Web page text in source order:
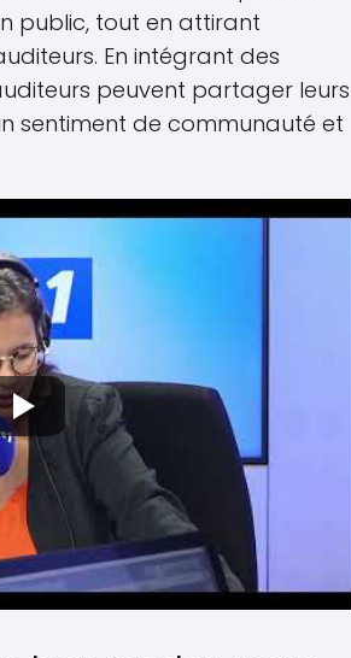
public, tout en attirant
En intégrant des
peuvent partager leurs
sentiment de communauté et